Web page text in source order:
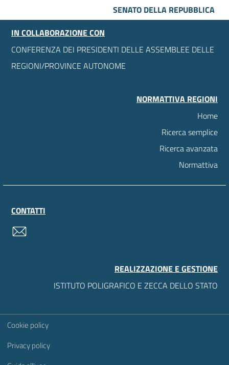
SENATO DELLA REPUBBLICA
IN COLLABORAZIONE CON
CONFERENZA DEI PRESIDENTI DELLE ASSEMBLEE DELLE
REGIONI/PROVINCE AUTONOME
NORMATTIVA REGIONI
Home
Ricerca semplice
Ricerca avanzata
Normattiva
CONTATTI
REALIZZAZIONE E GESTIONE
ISTITUTO POLIGRAFICO E ZECCA DELLO STATO
Sezione Link Utili
Cookie policy
Privacy policy